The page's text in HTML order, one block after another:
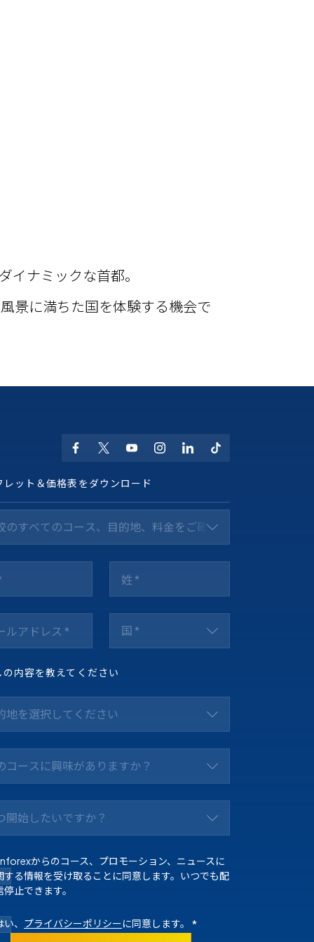
ナミックな首都。
景に満ちた国を体験する機会で
レット＆価格表をダウンロード
のすべてのコース、目的地、料金をご確認ください *
国 *
の内容を教えてください
地を選択してください
コースに興味がありますか？
開始したいですか？
からのコース、プロモーション、ニュースに
する情報を受け取ることに同意します。いつでも配
停止できます。
い、 プライバシーポリシーに同意します。 *